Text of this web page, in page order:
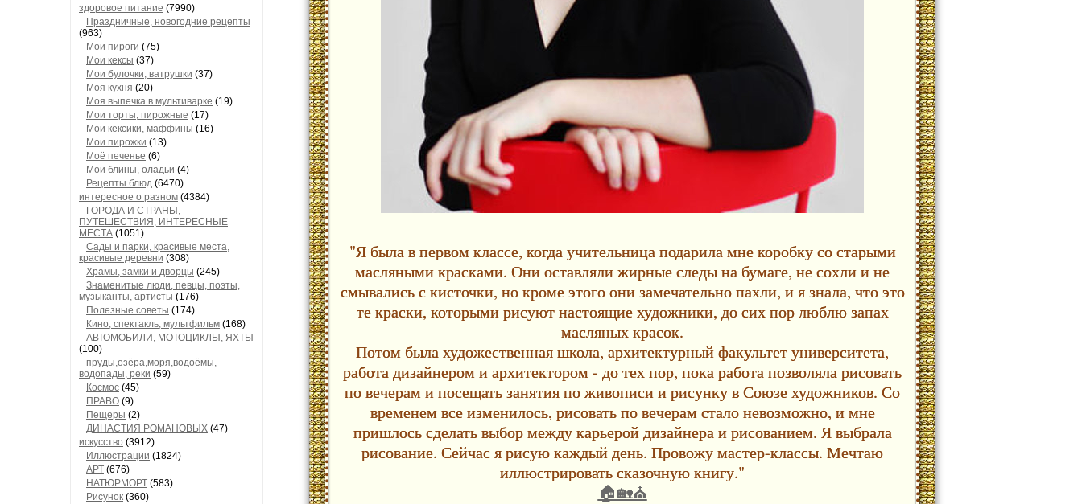
здоровое питание (7990)
Праздничные, новогодние рецепты
(963)
Мои пироги (75)
Мои кексы (37)
Мои булочки, ватрушки (37)
Моя кухня (20)
Моя выпечка в мультиварке (19)
Мои торты, пирожные (17)
Мои кексики, маффины (16)
Мои пирожки (13)
Моё печенье (6)
Мои блины, оладьи (4)
Рецепты блюд (6470)
интересное о разном (4384)
ГОРОДА И СТРАНЫ,
ПУТЕШЕСТВИЯ, ИНТЕРЕСНЫЕ
МЕСТА (1051)
Сады и парки, красивые места,
красивые деревни (308)
Храмы, замки и дворцы (245)
Знаменитые люди, певцы, поэты,
музыканты, артисты (176)
Полезные советы (174)
Кино, спектакль, мультфильм (168)
АВТОМОБИЛИ, МОТОЦИКЛЫ, ЯХТЫ
(100)
пруды,озёра,моря,водоёмы,
водопады, реки (59)
Космос (45)
ПРАВО (9)
Пещеры (2)
ДИНАСТИЯ РОМАНОВЫХ (47)
искусство (3912)
Иллюстрации (1824)
АРТ (676)
НАТЮРМОРТ (583)
Рисунок (360)
"Я была в первом классе, когда учительница подарила мне коробку со старыми
масляными красками. Они оставляли жирные следы на бумаге, не сохли и не
смывались с кисточки, но кроме этого они замечательно пахли, и я знала, что это
те краски, которыми рисуют настоящие художники, до сих пор люблю запах
масляных красок.
Потом была художественная школа, архитектурный факультет университета,
работа дизайнером и архитектором - до тех пор, пока работа позволяла рисовать
по вечерам и посещать занятия по живописи и рисунку в Союзе художников. Со
временем все изменилось, рисовать по вечерам стало невозможно, и мне
пришлось сделать выбор между карьерой дизайнера и рисованием. Я выбрала
рисование. Сейчас я рисую каждый день. Провожу мастер-классы. Мечтаю
иллюстрировать сказочную книгу."
🏠🏡⛪